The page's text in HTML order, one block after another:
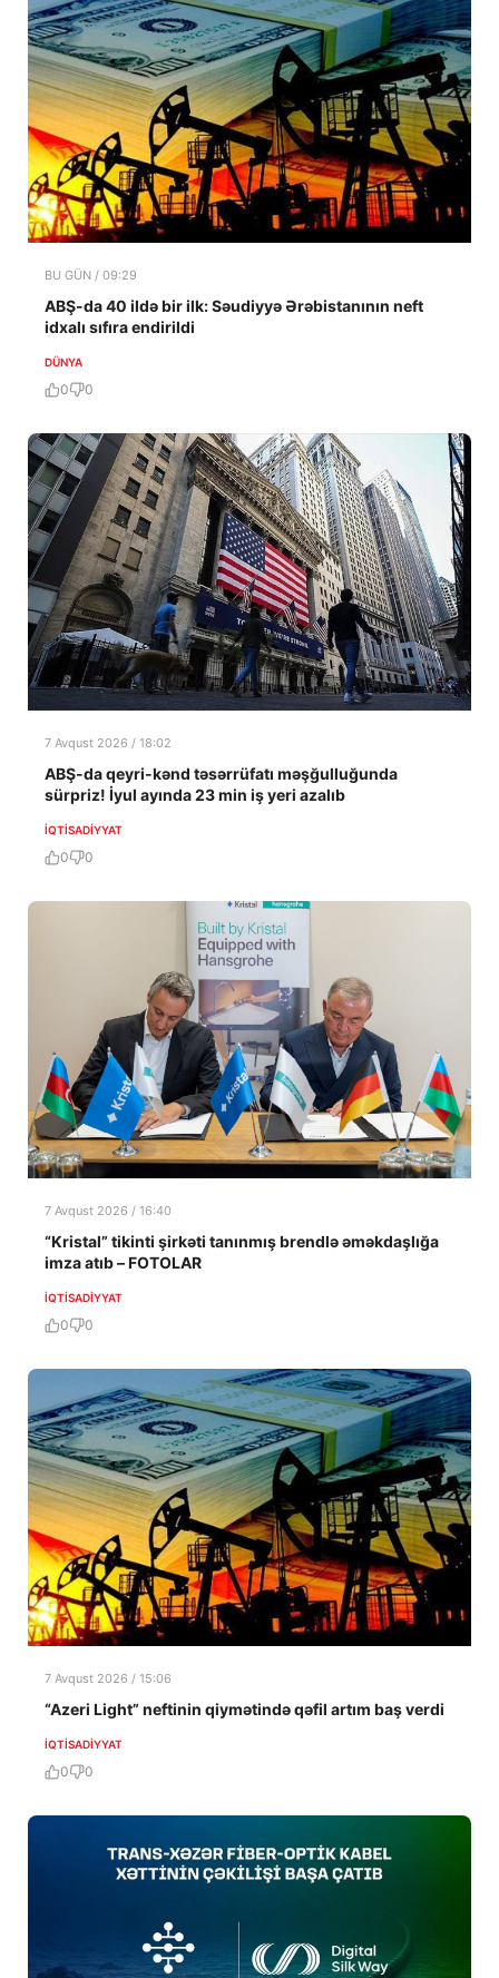
BU GÜN / 09:29
ABŞ-da 40 ildə bir ilk: Səudiyyə Ərəbistanının neft
idxalı sıfıra endirildi
DÜNYA
0 0
7 Avqust 2026 / 18:02
ABŞ-da qeyri-kənd təsərrüfatı məşğulluğunda
sürpriz! İyul ayında 23 min iş yeri azalıb
İQTISADIYYAT
0 0
7 Avqust 2026 / 16:40
“Kristal” tikinti şirkəti tanınmış brendlə əməkdaşlığa
imza atıb – FOTOLAR
İQTISADIYYAT
0 0
7 Avqust 2026 / 15:06
“Azeri Light” neftinin qiymətində qəfil artım baş verdi
İQTISADIYYAT
0 0